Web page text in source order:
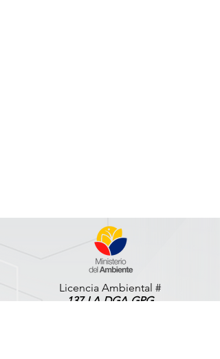
Licencia Ambiental #
137-LA-DGA-GPG